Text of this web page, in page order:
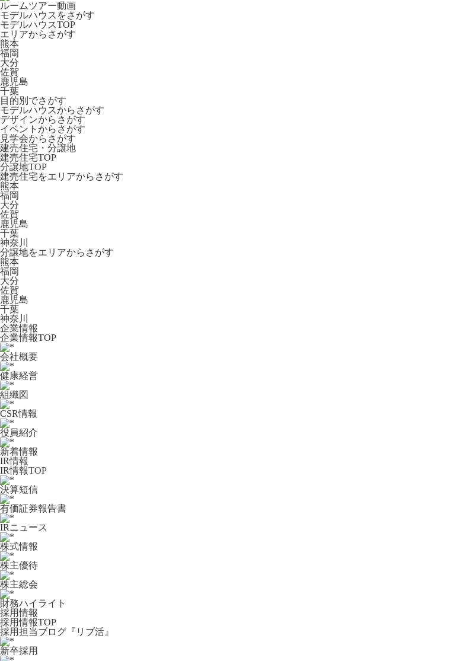
ルームツアー動画
モデルハウスをさがす
モデルハウスTOP
エリアからさがす
熊本
福岡
大分
佐賀
鹿児島
千葉
目的別でさがす
モデルハウスからさがす
デザインからさがす
イベントからさがす
見学会からさがす
建売住宅・分譲地
建売住宅TOP
分譲地TOP
建売住宅をエリアからさがす
熊本
福岡
大分
佐賀
鹿児島
千葉
神奈川
分譲地をエリアからさがす
熊本
福岡
大分
佐賀
鹿児島
千葉
神奈川
企業情報
企業情報TOP
会社概要
健康経営
組織図
CSR情報
役員紹介
新着情報
IR情報
IR情報TOP
決算短信
有価証券報告書
IRニュース
株式情報
株主優待
株主総会
財務ハイライト
採用情報
採用情報TOP
採用担当ブログ『リブ活』
新卒採用